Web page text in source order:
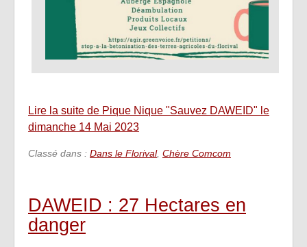
Lire la suite de Pique Nique "Sauvez DAWEID" le
dimanche 14 Mai 2023
Classé dans : Dans le Florival, Chère Comcom
DAWEID : 27 Hectares en
danger